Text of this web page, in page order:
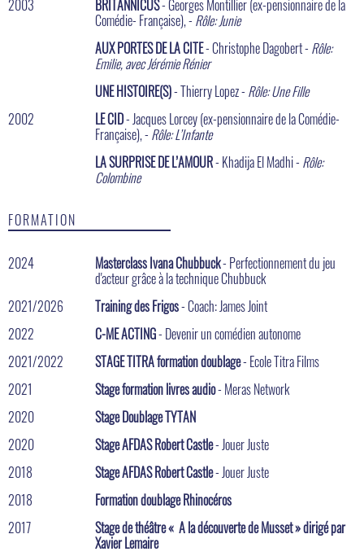
2003
BRITANNICUS- Georges Montillier (ex-pensionnaire de la
Comédie- Française), - Rôle: Junie
AUX PORTES DE LA CITE- Christophe Dagobert - Rôle:
Emilie, avec Jérémie Rénier
UNE HISTOIRE(S)- Thierry Lopez - Rôle: Une Fille
2002
LE CID- Jacques Lorcey (ex-pensionnaire de la Comédie-
Française), - Rôle: L’Infante
LA SURPRISE DE L’AMOUR- Khadija El Madhi - Rôle:
Colombine
FORMATION
2024 Masterclass Ivana Chubbuck- Perfectionnement du jeu
d'acteur grâce à la technique Chubbuck
2021/2026
Training des Frigos- Coach: James Joint
2022
C-ME ACTING- Devenir un comédien autonome
2021/2022
STAGE TITRA formation doublage- Ecole Titra Films
2021
Stage formation livres audio- Meras Network
2020
Stage Doublage TYTAN
2020
Stage AFDAS Robert Castle- Jouer Juste
2018
Stage AFDAS Robert Castle- Jouer Juste
2018
Formation doublage Rhinocéros
2017
Stage de théâtre « A la découverte de Musset » dirigé par
Xavier Lemaire